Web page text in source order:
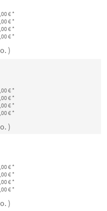
€ *
€ *
€ *
€ *
)
€ *
€ *
€ *
€ *
)
€ *
€ *
€ *
€ *
)